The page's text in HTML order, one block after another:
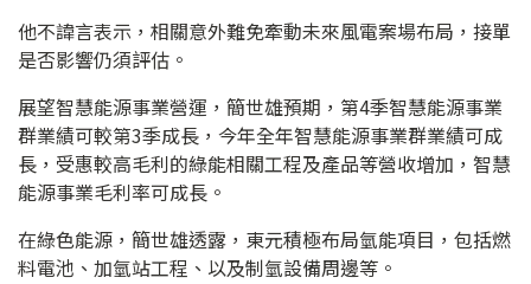
他不諱言表示，相關意外難免牽動未來風電案場布局，接單
是否影響仍須評估。
展望智慧能源事業營運，簡世雄預期，第4季智慧能源事業
群業績可較第3季成長，今年全年智慧能源事業群業績可成
長，受惠較高毛利的綠能相關工程及產品等營收增加，智慧
能源事業毛利率可成長。
在綠色能源，簡世雄透露，東元積極布局氫能項目，包括燃
料電池、加氫站工程、以及制氫設備周邊等。